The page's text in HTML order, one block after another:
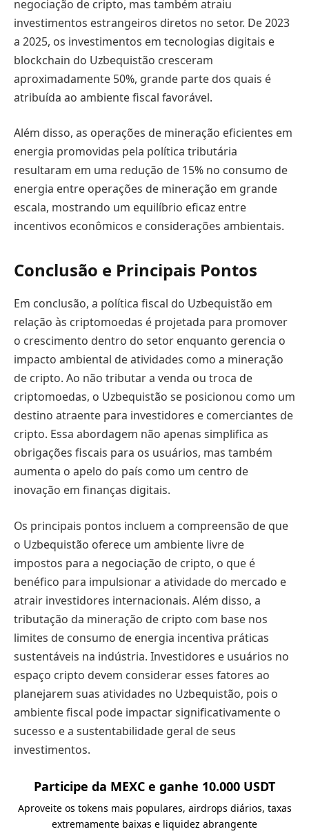
negociação de cripto, mas também atraiu
investimentos estrangeiros diretos no setor. De 2023
a 2025, os investimentos em tecnologias digitais e
blockchain do Uzbequistão cresceram
aproximadamente 50%, grande parte dos quais é
atribuída ao ambiente fiscal favorável.
Além disso, as operações de mineração eficientes em
energia promovidas pela política tributária
resultaram em uma redução de 15% no consumo de
energia entre operações de mineração em grande
escala, mostrando um equilíbrio eficaz entre
incentivos econômicos e considerações ambientais.
Conclusão e Principais Pontos
Em conclusão, a política fiscal do Uzbequistão em
relação às criptomoedas é projetada para promover
o crescimento dentro do setor enquanto gerencia o
impacto ambiental de atividades como a mineração
de cripto. Ao não tributar a venda ou troca de
criptomoedas, o Uzbequistão se posicionou como um
destino atraente para investidores e comerciantes de
cripto. Essa abordagem não apenas simplifica as
obrigações fiscais para os usuários, mas também
aumenta o apelo do país como um centro de
inovação em finanças digitais.
Os principais pontos incluem a compreensão de que
o Uzbequistão oferece um ambiente livre de
impostos para a negociação de cripto, o que é
benéfico para impulsionar a atividade do mercado e
atrair investidores internacionais. Além disso, a
tributação da mineração de cripto com base nos
limites de consumo de energia incentiva práticas
sustentáveis na indústria. Investidores e usuários no
espaço cripto devem considerar esses fatores ao
planejarem suas atividades no Uzbequistão, pois o
ambiente fiscal pode impactar significativamente o
sucesso e a sustentabilidade geral de seus
investimentos.
Participe da MEXC e ganhe 10.000 USDT
Aproveite os tokens mais populares, airdrops diários, taxas
extremamente baixas e liquidez abrangente